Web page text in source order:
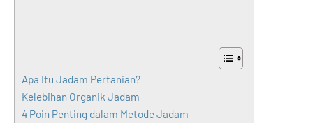
Apa Itu Jadam Pertanian?
Kelebihan Organik Jadam
4 Poin Penting dalam Metode Jadam